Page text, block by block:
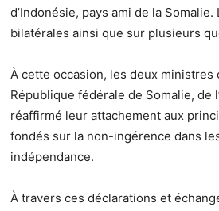
d’Indonésie, pays ami de la
bilatérales ainsi que sur plusieurs
À cette occasion, les deux
République fédérale de Somalie,
réaffirmé leur attachement aux
fondés sur la non-ingérence dans
indépendance.
À travers ces déclarations et